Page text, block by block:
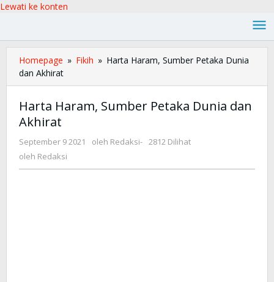
Lewati ke konten
Homepage » Fikih » Harta Haram, Sumber Petaka Dunia
dan Akhirat
Harta Haram, Sumber Petaka Dunia dan
Akhirat
September 9 2021 oleh Redaksi- 2812 Dilihat
oleh Redaksi